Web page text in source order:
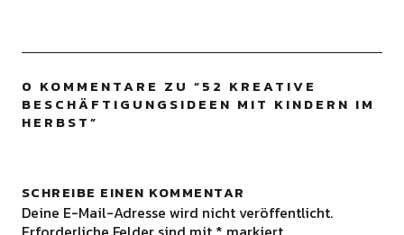
0 KOMMENTARE ZU “52 KREATIVE
BESCHÄFTIGUNGSIDEEN MIT KINDERN IM
HERBST”
SCHREIBE EINEN KOMMENTAR
Deine E-Mail-Adresse wird nicht veröffentlicht.